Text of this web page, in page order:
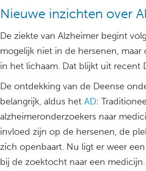
Nieuwe inzichten over
De ziekte van Alzheimer begint
mogelijk niet in de hersenen, maar
in het lichaam. Dat blijkt uit recent
De ontdekking van de Deense
belangrijk, aldus het AD:
alzheimeronderzoekers naar
invloed zijn op de hersenen, de
zich openbaart. Nu ligt er weer
bij de zoektocht naar een